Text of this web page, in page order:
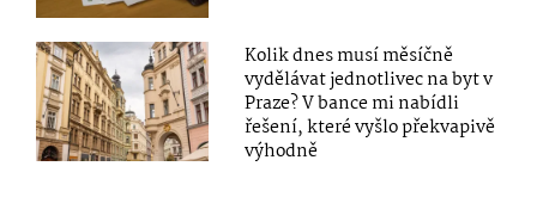
Kolik dnes musí měsíčně
vydělávat jednotlivec na byt v
Praze? V bance mi nabídli
řešení, které vyšlo překvapivě
výhodně